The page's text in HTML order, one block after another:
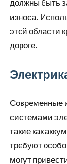
должны быть
износа.
этой области
дороге.
Современные
системами
такие как
требуют
могут